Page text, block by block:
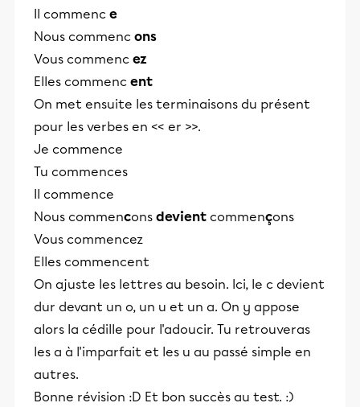
Il commenc e
Nous commenc ons
Vous commenc ez
Elles commenc ent
On met ensuite les terminaisons du présent
pour les verbes en << er >>.
Je commence
Tu commences
Il commence
Nous commencons devient commençons
Vous commencez
Elles commencent
On ajuste les lettres au besoin. Ici, le c devient
dur devant un o, un u et un a. On y appose
alors la cédille pour l'adoucir. Tu retrouveras
les a à l'imparfait et les u au passé simple en
autres.
Bonne révision :D Et bon succès au test. :)